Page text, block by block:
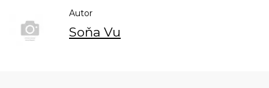
Autor
Soňa Vu